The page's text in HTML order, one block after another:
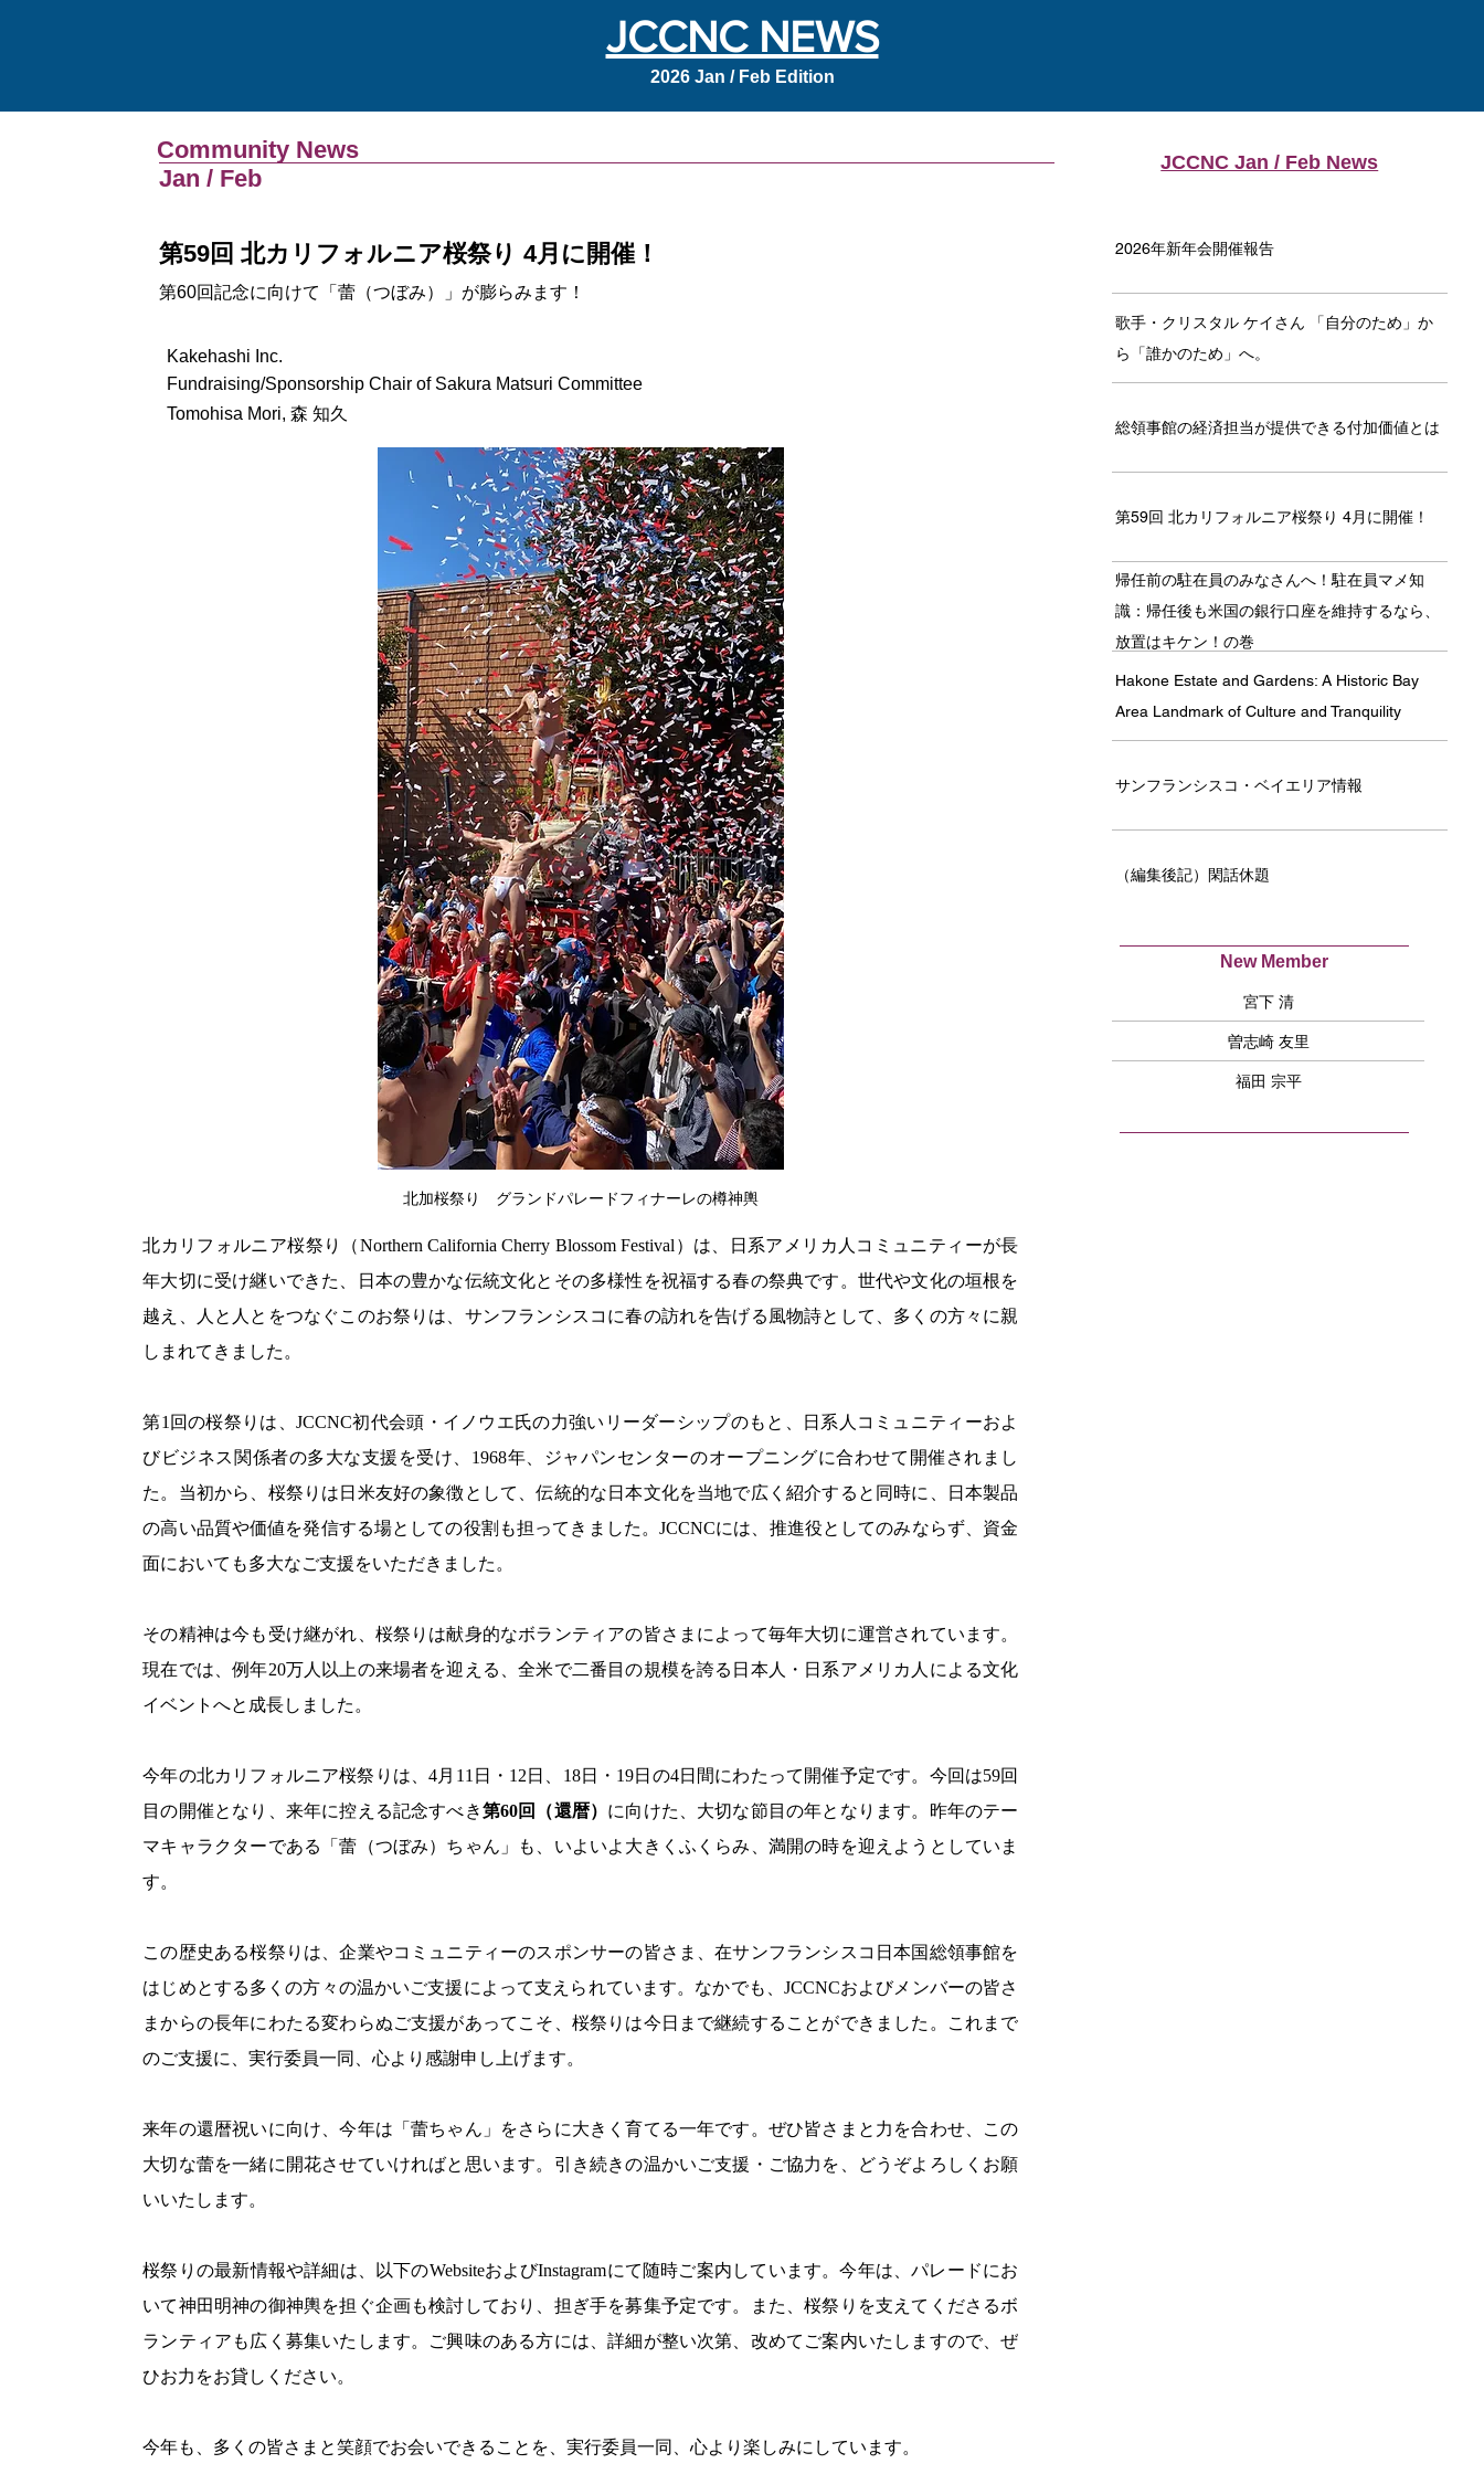
JCCNC NEWS
2026 Jan / Feb Edition
Community News
Jan / Feb
第59回 北カリフォルニア桜祭り 4月に開催！
第60回記念に向けて「蕾（つぼみ）」が膨らみます！
Kakehashi Inc.
Fundraising/Sponsorship Chair of Sakura Matsuri Committee
Tomohisa Mori, 森 知久
北加桜祭り　グランドパレードフィナーレの樽神輿
北カリフォルニア桜祭り（Northern California Cherry Blossom Festival）は、日系アメリカ人コミュニティーが長
年大切に受け継いできた、日本の豊かな伝統文化とその多様性を祝福する春の祭典です。世代や文化の垣根を
越え、人と人とをつなぐこのお祭りは、サンフランシスコに春の訪れを告げる風物詩として、多くの方々に親
しまれてきました。
第1回の桜祭りは、JCCNC初代会頭・イノウエ氏の力強いリーダーシップのもと、日系人コミュニティーおよ
びビジネス関係者の多大な支援を受け、1968年、ジャパンセンターのオープニングに合わせて開催されまし
た。当初から、桜祭りは日米友好の象徴として、伝統的な日本文化を当地で広く紹介すると同時に、日本製品
の高い品質や価値を発信する場としての役割も担ってきました。JCCNCには、推進役としてのみならず、資金
面においても多大なご支援をいただきました。
その精神は今も受け継がれ、桜祭りは献身的なボランティアの皆さまによって毎年大切に運営されています。
現在では、例年20万人以上の来場者を迎える、全米で二番目の規模を誇る日本人・日系アメリカ人による文化
イベントへと成長しました。
今年の北カリフォルニア桜祭りは、4月11日・12日、18日・19日の4日間にわたって開催予定です。今回は59回
目の開催となり、来年に控える記念すべき第60回（還暦） に向けた、大切な節目の年となります。昨年のテー
マキャラクターである「蕾（つぼみ）ちゃん」も、いよいよ大きくふくらみ、満開の時を迎えようとしていま
す。
この歴史ある桜祭りは、企業やコミュニティーのスポンサーの皆さま、在サンフランシスコ日本国総領事館を
はじめとする多くの方々の温かいご支援によって支えられています。なかでも、JCCNCおよびメンバーの皆さ
まからの長年にわたる変わらぬご支援があってこそ、桜祭りは今日まで継続することができました。これまで
のご支援に、実行委員一同、心より感謝申し上げます。
来年の還暦祝いに向け、今年は「蕾ちゃん」をさらに大きく育てる一年です。ぜひ皆さまと力を合わせ、この
大切な蕾を一緒に開花させていければと思います。引き続きの温かいご支援・ご協力を、どうぞよろしくお願
いいたします。
桜祭りの最新情報や詳細は、以下のWebsiteおよびInstagramにて随時ご案内しています。今年は、パレードにお
いて神田明神の御神輿を担ぐ企画も検討しており、担ぎ手を募集予定です。また、桜祭りを支えてくださるボ
ランティアも広く募集いたします。ご興味のある方には、詳細が整い次第、改めてご案内いたしますので、ぜ
ひお力をお貸しください。
今年も、多くの皆さまと笑顔でお会いできることを、実行委員一同、心より楽しみにしています。
JCCNC Jan / Feb News
2026年新年会開催報告
歌手・クリスタル ケイさん 「自分のため」か
ら「誰かのため」へ。
総領事館の経済担当が提供できる付加価値とは
第59回 北カリフォルニア桜祭り 4月に開催！
帰任前の駐在員のみなさんへ！駐在員マメ知
識：帰任後も米国の銀行口座を維持するなら、
放置はキケン！の巻
Hakone Estate and Gardens: A Historic Bay
Area Landmark of Culture and Tranquility
サンフランシスコ・ベイエリア情報
（編集後記）閑話休題
New Member
宮下 清
曽志崎 友里
福田 宗平